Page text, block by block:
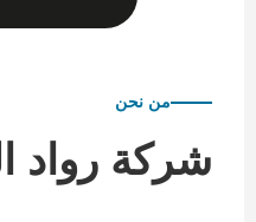
من نحن
شركة رواد